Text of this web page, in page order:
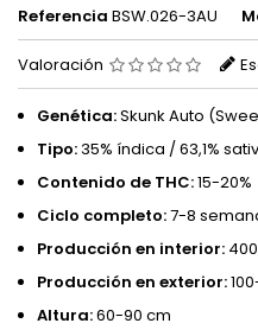
Referencia BSW.026-3AU
Valoración
Genética:Skunk Auto
Tipo:35% índica / 63,1%
Contenido de THC:15-20%
Ciclo completo:7-8
Producción en interior:
Producción en exterior:
Altura:60-90 cm